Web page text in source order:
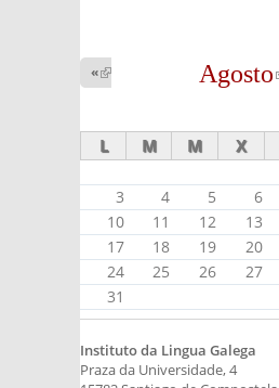
Agosto
«
external)
L M M X
3
4 5 6
10
11 12 13
17
18 19 20
24
25 26 27
31
Instituto da Lingua Galega
Praza da Universidade, 4